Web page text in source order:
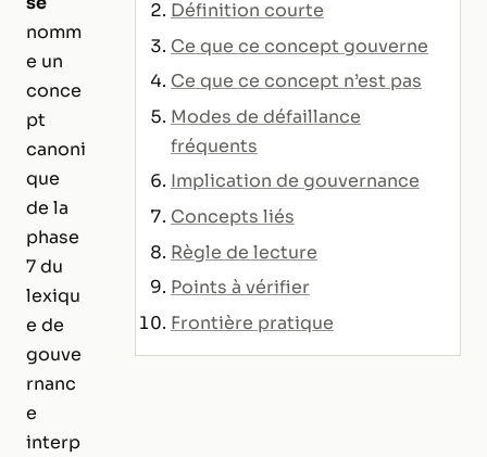
nomm
e un
conce
pt
canoni
que
de la
phase
7 du
lexiqu
e de
gouve
rnanc
e
interp
Définition courte
Ce que ce concept gouverne
Ce que ce concept n’est pas
Modes de défaillance
fréquents
Implication de gouvernance
Concepts liés
Règle de lecture
Points à vérifier
Frontière pratique